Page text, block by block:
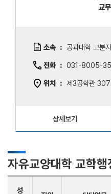
교
소속 공과대학 고분
전화 031-8005-
위치 제3공학관
상세보기
자유교양대학 교학
성